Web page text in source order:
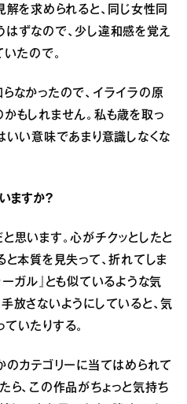
解を求められると、同じ女性同
ずなので、少し違和感を覚え
いたので。
なかったので、イライラの原
もしれません。私も歳を取っ
いい意味であまり意識しなくな
ますか？
思います。心がチクッとしたと
と本質を見失って、折れてしま
ーガル』とも似ているような気
放さないようにしていると、気
いたりする。
のカテゴリーに当てはめられて
ら、この作品がちょっと気持ち